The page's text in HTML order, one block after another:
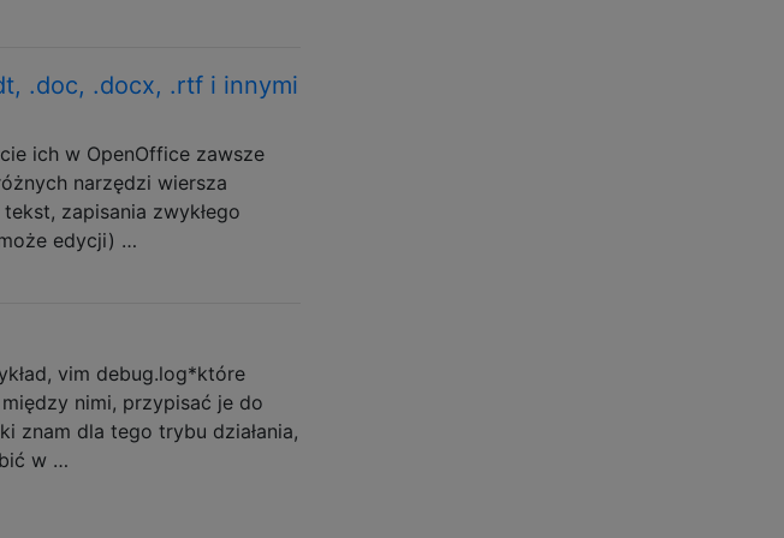
.doc, .docx, .rtf i innymi
ich w OpenOffice zawsze
narzędzi wiersza
zapisania zwykłego
edycji) …
vim debug.log*które
nimi, przypisać je do
znam dla tego trybu działania,
w …